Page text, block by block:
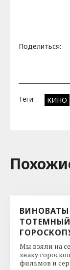
Поделиться:
Теги: КИНО
ВИНОВАТЫ
Мы взяли на
знаку
фильмов и